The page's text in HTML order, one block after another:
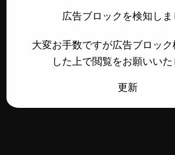
広告ブロックを検知しま
大変お手数ですが広告ブロッ
した上で閲覧をお願いいた
更新